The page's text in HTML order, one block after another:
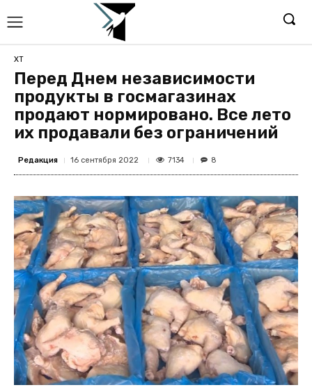
ХТ
Перед Днем независимости
продукты в госмагазинах
продают нормировано. Все лето
их продавали без ограничений
Редакция 16 сентября 2022 7134 8